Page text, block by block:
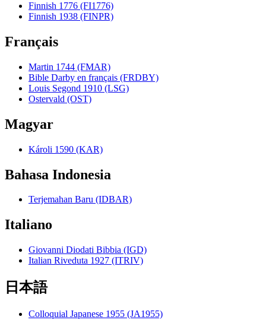
Finnish 1776 (FI1776)
Finnish 1938 (FINPR)
Français
Martin 1744 (FMAR)
Bible Darby en français (FRDBY)
Louis Segond 1910 (LSG)
Ostervald (OST)
Magyar
Károli 1590 (KAR)
Bahasa Indonesia
Terjemahan Baru (IDBAR)
Italiano
Giovanni Diodati Bibbia (IGD)
Italian Riveduta 1927 (ITRIV)
日本語
Colloquial Japanese 1955 (JA1955)